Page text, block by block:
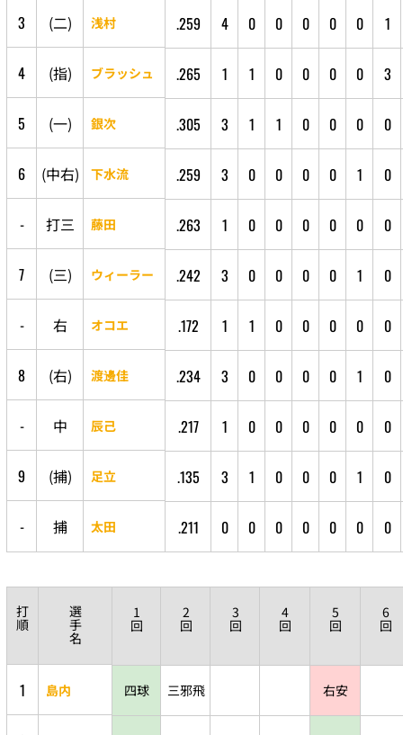
3 (二) 浅村 .259 4 0 0 0 0 0 1
4 (指) ブラッシュ .265 1 1 0 0 0 0 3
5 (一) 銀次 .305 3 1 1 0 0 0 0
6 (中右) 下水流 .259 3 0 0 0 0 1 0
- 打三 藤田 .263 1 0 0 0 0 0 0
7 (三) ウィーラー .242 3 0 0 0 0 1 0
- 右 オコエ .172 1 1 0 0 0 0 0
8 (右) 渡邊佳 .234 3 0 0 0 0 1 0
- 中 辰己 .217 1 0 0 0 0 0 0
9 (捕) 足立 .135 3 1 0 0 0 1 0
- 捕 太田 .211 0 0 0 0 0 0 0
打
順
選
手
名
1
回
2
回
3
回
4
回
5
回
6
回
1 島内 四球 三邪飛 右安